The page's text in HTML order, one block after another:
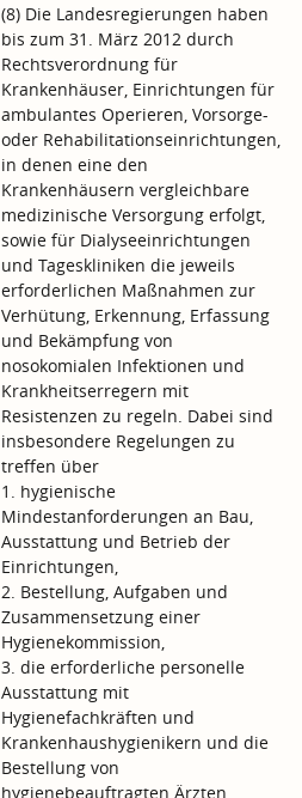
(8) Die Landesregierungen haben
bis zum 31. März 2012 durch
Rechtsverordnung für
Krankenhäuser, Einrichtungen für
ambulantes Operieren, Vorsorge-
oder Rehabilitationseinrichtungen,
in denen eine den
Krankenhäusern vergleichbare
medizinische Versorgung erfolgt,
sowie für Dialyseeinrichtungen
und Tageskliniken die jeweils
erforderlichen Maßnahmen zur
Verhütung, Erkennung, Erfassung
und Bekämpfung von
nosokomialen Infektionen und
Krankheitserregern mit
Resistenzen zu regeln. Dabei sind
insbesondere Regelungen zu
treffen über
1. hygienische
Mindestanforderungen an Bau,
Ausstattung und Betrieb der
Einrichtungen,
2. Bestellung, Aufgaben und
Zusammensetzung einer
Hygienekommission,
3. die erforderliche personelle
Ausstattung mit
Hygienefachkräften und
Krankenhaushygienikern und die
Bestellung von
hygienebeauftragten Ärzten